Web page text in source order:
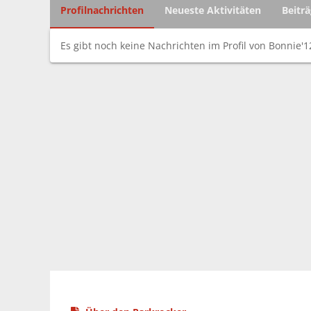
Profilnachrichten Neueste Aktivitäten
Es gibt noch keine Nachrichten im Profil von